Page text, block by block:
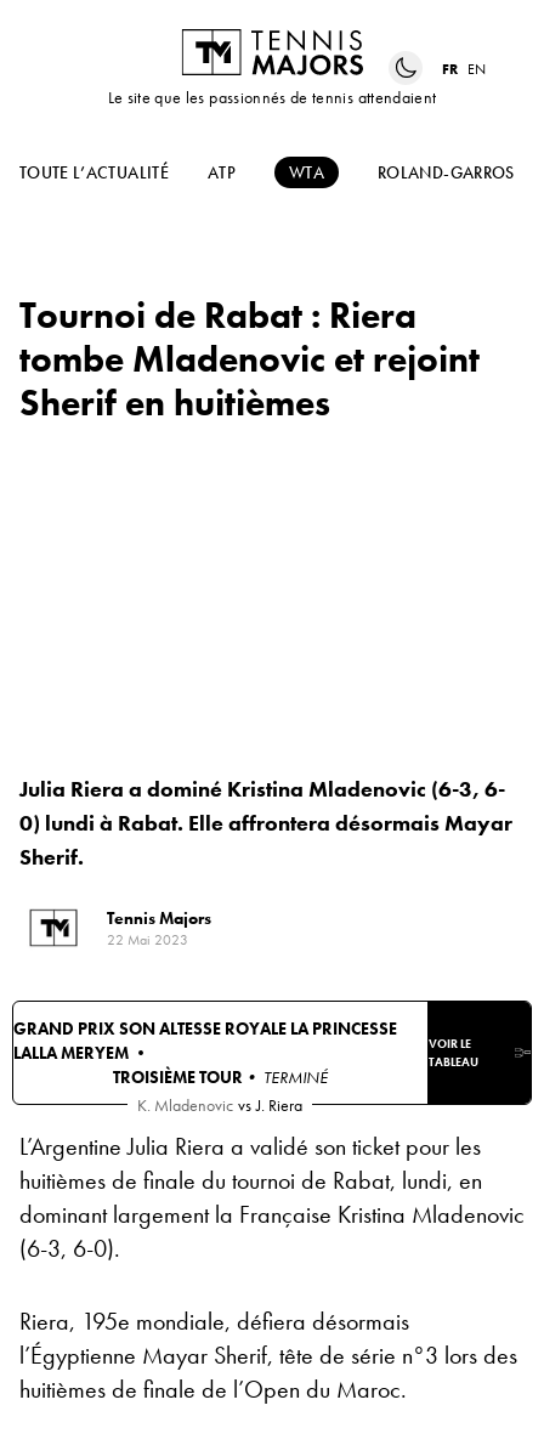
Le site que les passionnés de tennis attendaient
FR EN
TOUTE L’ACTUALITÉ ATP WTA ROLAND-GARROS
Tournoi de Rabat : Riera
tombe Mladenovic et rejoint
Sherif en huitièmes
Julia Riera a dominé Kristina Mladenovic (6-3, 6-
0) lundi à Rabat. Elle affrontera désormais Mayar
Sherif.
Tennis Majors
22 Mai 2023
GRAND PRIX SON ALTESSE ROYALE LA PRINCESSE
LALLA MERYEM •
TROISIÈME TOUR • TERMINÉ
VOIR LE
TABLEAU
K. Mladenovic vs J. Riera
L’Argentine Julia Riera a validé son ticket pour les
huitièmes de finale du tournoi de Rabat, lundi, en
dominant largement la Française Kristina Mladenovic
(6-3, 6-0).
Riera, 195e mondiale, défiera désormais
l’Égyptienne Mayar Sherif, tête de série n°3 lors des
huitièmes de finale de l’Open du Maroc.